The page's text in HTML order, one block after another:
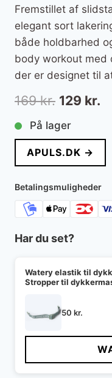
Fremstillet af
elegant sort
både holdbarhed
body workout med
der er designet til
169kr. Den
pris
var:
169 kr..
129 kr.
er:
På lager
APULS.DK →
Betalingsmuligheder
Har du set?
Watery elastik til
Stropper til
50 kr.